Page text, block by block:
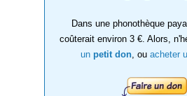
Dans une phonothèque
coûterait environ 3 €. Alors,
un petit don , ou acheter